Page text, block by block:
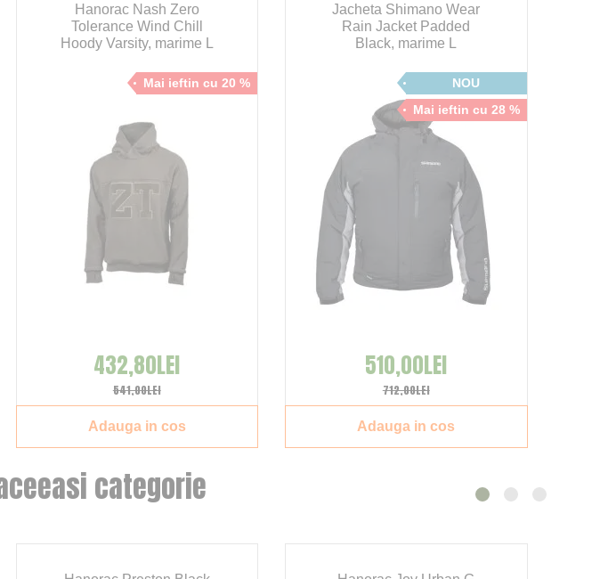
categorie
Hanorac Nash Zero
Tolerance Wind Chill
Hoody Varsity, marime L
Mai ieftin cu 20 %
541,00LEI
432,80LEI
Adauga in cos
Jacheta Shimano Wear
Rain Jacket Padded
Black, marime L
NOU
Mai ieftin cu 28 %
712,00LEI
510,00LEI
Adauga in cos